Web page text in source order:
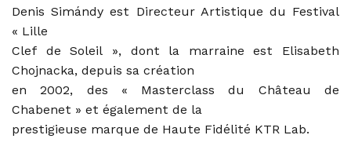
Denis Simándy est Directeur Artistique du Festival
« Lille
Clef de Soleil », dont la marraine est Elisabeth
Chojnacka, depuis sa création
en 2002, des « Masterclass du Château de
Chabenet » et également de la
prestigieuse marque de Haute Fidélité KTR Lab.